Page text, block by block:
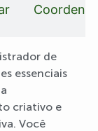
de
essenciais
criativo e
Você